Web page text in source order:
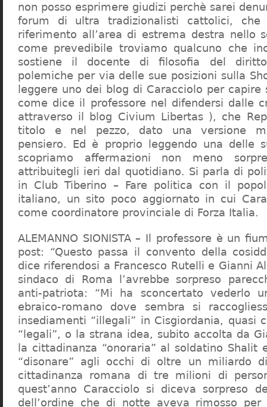
non posso esprimere giudizi perchè sarei
forum di ultra tradizionalisti cattolici,
riferimento all’area di estrema destra nello
come prevedibile troviamo qualcuno che
sostiene il docente di filosofia del
polemiche per via delle sue posizioni sulla
leggere uno dei blog di Caracciolo per
come dice il professore nel difendersi dalle
attraverso il blog Civium Libertas ), che
titolo e nel pezzo, dato una versione
pensiero. Ed è proprio leggendo una delle
scopriamo affermazioni non meno
attribuitegli ieri dal quotidiano. Si parla di
in Club Tiberino – Fare politica con il
italiano, un sito poco aggiornato in cui
come coordinatore provinciale di Forza Italia.
ALEMANNO SIONISTA – Il professore è un
post: “Questo passa il convento della
dice riferendosi a Francesco Rutelli e Gianni
sindaco di Roma l’avrebbe sorpreso
anti-patriota: “Mi ha sconcertato vederlo
ebraico-romano dove sembra si
insediamenti “illegali” in Cisgiordania, quasi
“legali”, o la strana idea, subito accolta da
la cittadinanza “onoraria” al soldatino Shalit
“disonare” agli occhi di oltre un miliardo
cittadinanza romana di tre milioni di
quest’anno Caracciolo si diceva sorpreso
dell’ordine che di notte aveva rimosso